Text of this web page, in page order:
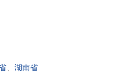
、 湖南省